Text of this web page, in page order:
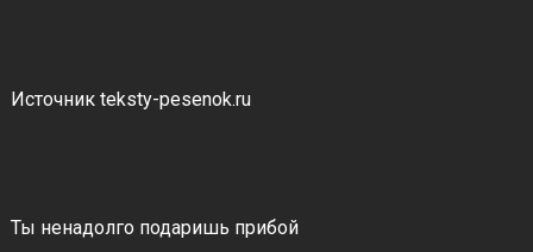
Источник teksty-pesenok.ru
Ты ненадолго подаришь прибой